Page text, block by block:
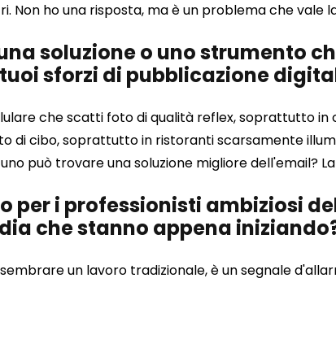
Non ho una risposta, ma è un problema che vale
soluzione o uno strumento
sforzi di pubblicazione
che scatti foto di qualità reflex, soprattutto in
di cibo, soprattutto in ristoranti scarsamente
può trovare una soluzione migliore dell'email?
per i professionisti ambiziosi
che stanno appena
un lavoro tradizionale, è un segnale